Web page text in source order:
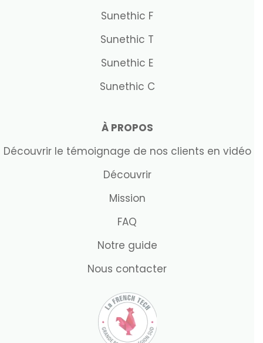
Sunethic F
Sunethic T
Sunethic E
Sunethic C
À PROPOS
Découvrir le témoignage de nos clients en vidéo
Découvrir
Mission
FAQ
Notre guide
Nous contacter